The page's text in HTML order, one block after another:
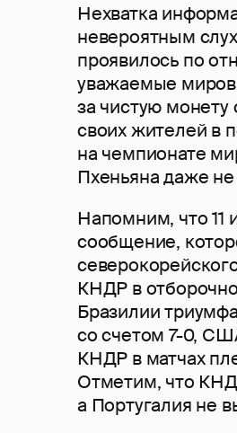
Нехватка
невероятным
проявилось по
уважаемые
за чистую
своих жителей в
на чемпионате
Пхеньяна даже не
Напомним, что 11
сообщение,
КНДР в
Бразилии
со счетом 7-0,
КНДР в матчах
Отметим, что
а Португалия не